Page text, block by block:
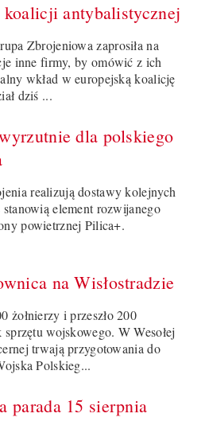
koalicji antybalistycznej
Zbrojeniowa zaprosiła na
inne firmy, by omówić z ich
wkład w europejską koalicję
dziś ...
dla polskiego
realizują dostawy kolejnych
element rozwijanego
powietrznej Pilica+.
na Wisłostradzie
żołnierzy i przeszło 200
sprzętu wojskowego. W Wesołej
trwają przygotowania do
Polskieg...
parada 15 sierpnia